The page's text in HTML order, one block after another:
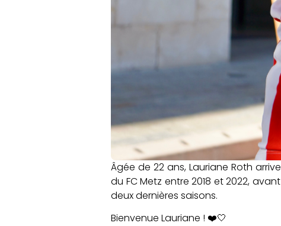
Âgée de 22 ans, Lauriane Roth
du FC Metz entre 2018 et 2022,
deux dernières saisons.
Bienvenue Lauriane ! ❤️🤍